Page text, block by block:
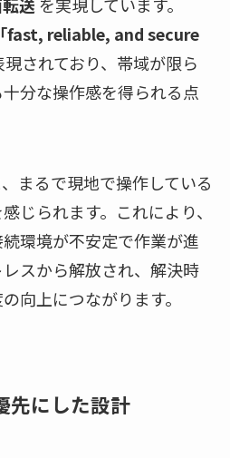
「fast, reliable, and secure
現されており、帯域が限ら
分な操作感を得られる点
まるで現地で操作している
じられます。これにより、
環境が不安定で作業が進
スから解放され、解決時
向上につながります。
先にした設計